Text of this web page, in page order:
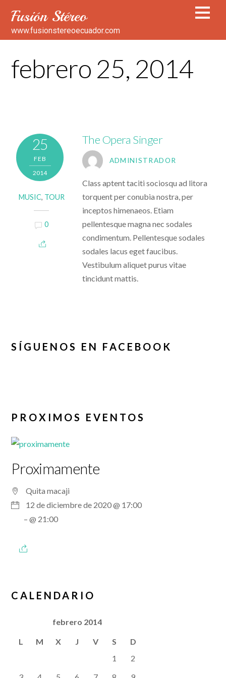
Fusión Stéreo
www.fusionstereoecuador.com
febrero 25, 2014
25
FEB
2014
MUSIC, TOUR
0
The Opera Singer
ADMINISTRADOR
Class aptent taciti sociosqu ad litora
torquent per conubia nostra, per
inceptos himenaeos. Etiam
pellentesque magna nec sodales
condimentum. Pellentesque sodales
sodales lacus eget faucibus.
Vestibulum aliquet purus vitae
tincidunt mattis.
SÍGUENOS EN FACEBOOK
PROXIMOS EVENTOS
Proximamente
Quita macaji
12 de diciembre de 2020 @ 17:00
– @ 21:00
CALENDARIO
febrero 2014
L M X J V S
D
1
2